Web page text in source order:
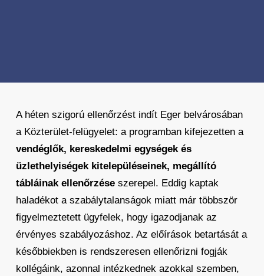
A héten szigorú ellenőrzést indít Eger belvárosában
a Közterület-felügyelet: a programban kifejezetten a
vendéglők, kereskedelmi egységek és
üzlethelyiségek kitelepüléseinek, megállító
tábláinak ellenőrzéseszerepel. Eddig kaptak
haladékot a szabálytalanságok miatt már többször
figyelmeztetett ügyfelek, hogy igazodjanak az
érvényes szabályozáshoz. Az előírások betartását a
későbbiekben is rendszeresen ellenőrizni fogják
kollégáink, azonnal intézkednek azokkal szemben,